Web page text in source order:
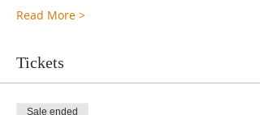
Read More >
Tickets
Sale ended